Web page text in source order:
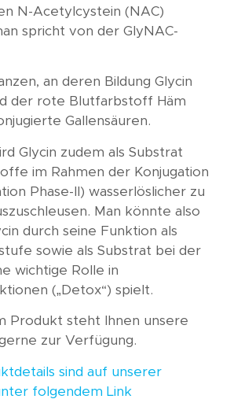
N-Acetylcystein (NAC)
spricht von der GlyNAC-
an deren Bildung Glycin
der rote Blutfarbstoff Häm
Gallensäuren.
Glycin zudem als Substrat
im Rahmen der Konjugation
Phase-II) wasserlöslicher zu
Man könnte also
durch seine Funktion als
sowie als Substrat bei der
wichtige Rolle in
(„Detox“) spielt.
Produkt steht Ihnen unsere
zur Verfügung.
sind auf unserer
folgendem Link